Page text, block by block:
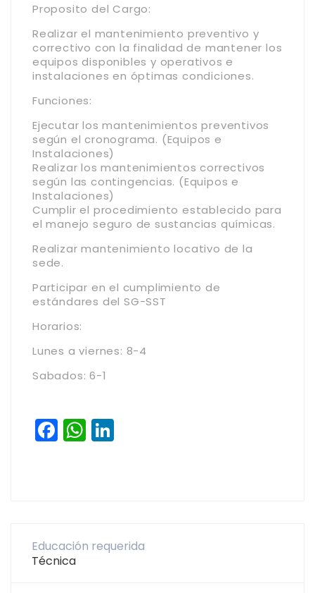
Proposito del Cargo:
Realizar el mantenimiento preventivo y
correctivo con la finalidad de mantener los
equipos disponibles y operativos e
instalaciones en óptimas condiciones.
Funciones:
Ejecutar los mantenimientos preventivos
según el cronograma. (Equipos e
Instalaciones)
Realizar los mantenimientos correctivos
según las contingencias. (Equipos e
Instalaciones)
Cumplir el procedimiento establecido para
el manejo seguro de sustancias químicas.
Realizar mantenimiento locativo de la
sede.
Participar en el cumplimiento de
estándares del SG-SST
Horarios:
Lunes a viernes: 8-4
Sabados: 6-1
Facebook
WhatsApp
Educación requerida
Técnica